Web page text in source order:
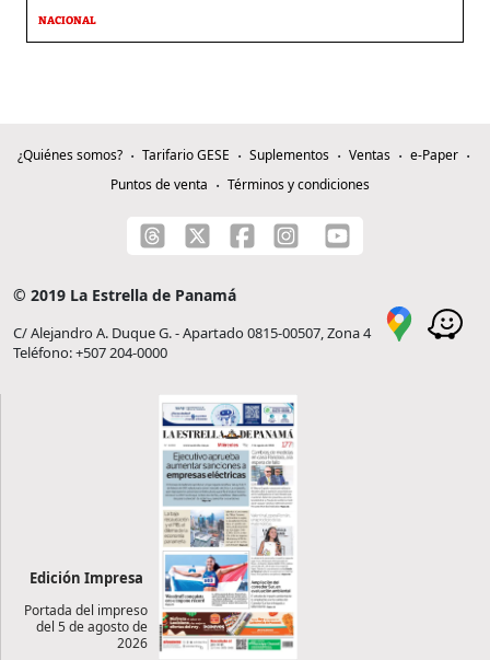
NACIONAL
¿Quiénes somos? Tarifario GESE Suplementos Ventas
e-Paper
Puntos de venta
Términos y condiciones
© 2019 La Estrella de Panamá
C/ Alejandro A. Duque G. - Apartado 0815-00507, Zona 4
Teléfono: +507 204-0000
Edición Impresa
Portada del impreso
del 5 de agosto de
2026